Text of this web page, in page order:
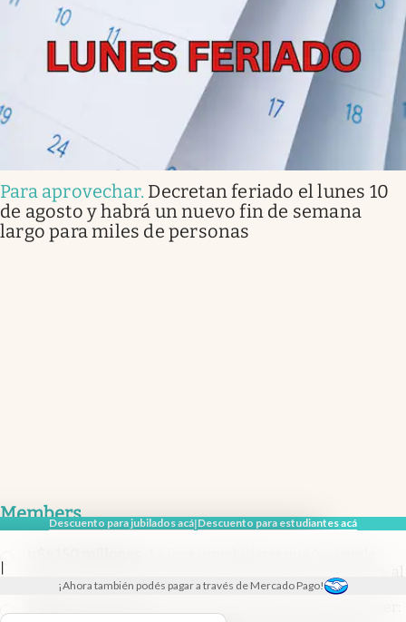
Descuento para jubilados acá|Descuento para estudiantes acá
|
¡Ahora también podés pagar a través de Mercado Pago!
Para aprovechar. Decretan feriado el lunes 10
de agosto y habrá un nuevo fin de semana
largo para miles de personas
Members